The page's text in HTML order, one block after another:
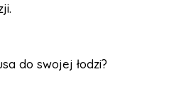
do swojej łodzi?